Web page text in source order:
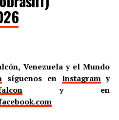
Venezuela y el Mundo
síguenos en Instagramy
y en